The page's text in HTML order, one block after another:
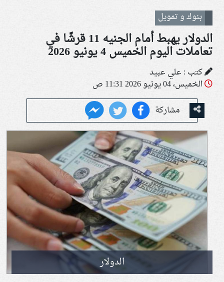
بنوك و تمويل
الدولار يهبط أمام الجنيه 11 قرشًا في
تعاملات اليوم الخميس 4 يونيو 2026
كتب : علي عبيد
الخميس، 04 يونيو 2026 11:31 ص
مشاركة
الدولار